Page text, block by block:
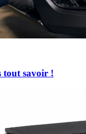
tout savoir !